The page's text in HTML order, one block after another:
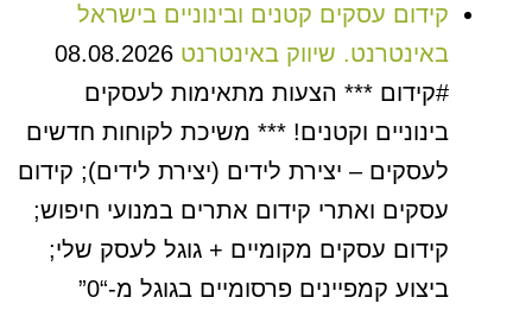
קידום עסקים קטנים ובינוניים בישראל
באינטרנט. שיווק באינטרנט 08.08.2026
#קידום *** הצעות מתאימות לעסקים
בינוניים וקטנים! *** משיכת לקוחות חדשים
לעסקים – יצירת לידים (יצירת לידים); קידום
עסקים ואתרי קידום אתרים במנועי חיפוש;
קידום עסקים מקומיים + גוגל לעסק שלי;
ביצוע קמפיינים פרסומיים בגוגל מ-“0”